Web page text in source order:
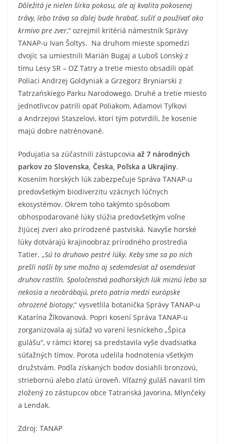
Dôležitá je nielen šírka pokosu, ale aj kvalita pokosenej
trávy, lebo tráva sa ďalej bude hrabať, sušiť a používať ako
krmivo pre zver,“ ozrejmil kritériá námestník Správy
TANAP-u Ivan Šoltys. Na druhom mieste spomedzi
dvojíc sa umiestnili Marián Bugaj a Luboš Lonský z
tímu Lesy SR – OZ Tatry a tretie miesto obsadili opäť
Poliaci Andrzej Goldyniak a Grzegorz Bryniarski z
Tatrzańskiego Parku Narodowego. Druhé a tretie miesto
jednotlivcov patrili opäť Poliakom, Adamovi Tylkovi
a Andrzejovi Staszelovi, ktorí tým potvrdili, že kosenie
majú dobre natrénované.
Podujatia sa zúčastnili zástupcovia až 7 národných
parkov zo Slovenska, Česka, Poľska a Ukrajiny.
Kosením horských lúk zabezpečuje Správa TANAP-u
predovšetkým biodiverzitu vzácnych lúčnych
ekosystémov. Okrem toho takýmto spôsobom
obhospodarované lúky slúžia predovšetkým voľne
žijúcej zveri ako prirodzené pastviská. Navyše horské
lúky dotvárajú krajinoobraz prírodného prostredia
Tatier. „Sú to druhovo pestré lúky. Keby sme sa po nich
prešli našli by sme možno aj sedemdesiat až osemdesiat
druhov rastlín. Spoločenstvá podhorských lúk miznú lebo sa
nekosia a neobrábajú, preto patria medzi európske
ohrozené biotopy,“ vysvetlila botanička Správy TANAP-u
Katarína Žlkovanová. Popri kosení Správa TANAP-u
zorganizovala aj súťaž vo varení lesníckeho „Špica
gulášu“, v rámci ktorej sa predstavila vyše dvadsiatka
súťažných tímov. Porota udelila hodnotenia všetkým
družstvám. Podľa získaných bodov dosiahli bronzovú,
striebornú alebo zlatú úroveň. Víťazný guláš navaril tím
zložený zo zástupcov obce Tatranská Javorina, Mlynčeky
a Lendak.
Zdroj: TANAP